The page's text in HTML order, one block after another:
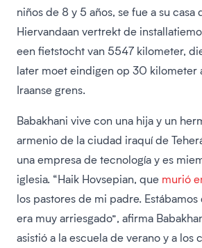
niños de 8 y 5 años, se fue a su casa
Hiervandaan vertrekt de
een fietstocht van 5547 kilometer,
later moet eindigen op 30 kilometer
Iraanse grens.
Babakhani vive con una hija y un
armenio de la ciudad iraquí de
una empresa de tecnología y es
iglesia. “Haik Hovsepian, que murió
los pastores de mi padre.
era muy arriesgado”, afirma
asistió a la escuela de verano y a los